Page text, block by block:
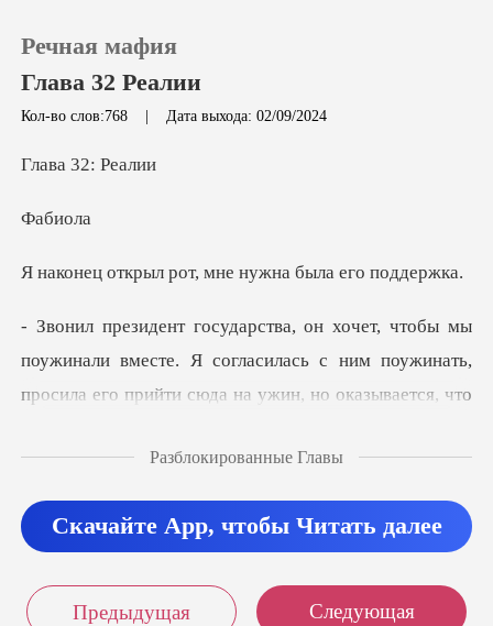
Пополнить
История чтения
Выйти
Речная мафия
Глава 32 Реалии
Кол-во слов:768 | Дата выхода: 02/09/2024
32:
би
рот, мне нужна бы
поужинать,
просила его прийти сюда на ужин, но оказывается, что
Разблокированные Главы
Скачайте App, чтобы Читать далее
Предыдущая Следующая